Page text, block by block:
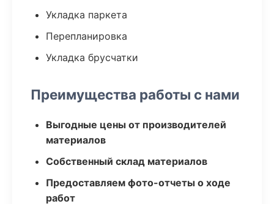
Укладка паркета
Перепланировка
Укладка брусчатки
Преимущества работы с нами
Выгодные цены от производителей
материалов
Собственный склад материалов
Предоставляем фото-отчеты о ходе
работ